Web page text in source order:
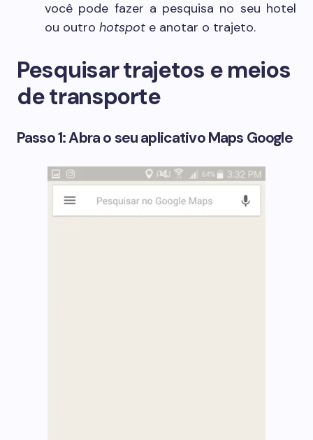
você pode fazer a pesquisa no seu hotel
ou outro hotspot e anotar o trajeto.
Pesquisar trajetos e meios
de transporte
Passo 1: Abra o seu aplicativo Maps Google